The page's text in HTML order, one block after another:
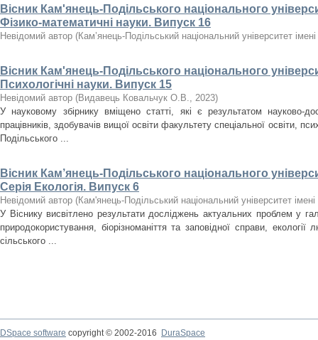
Вісник Кам'янець-Подільського національного
Фізико-математичні науки. Випуск 16
Невідомий автор (Кам’янець-Подільський національний університет
Вісник Кам'янець-Подільського національного
Психологічні науки. Випуск 15
Невідомий автор (Видавець Ковальчук О.В., 2023)
У науковому збірнику вміщено статті, які є результатом науково-
працівників, здобувачів вищої освіти факультету спеціальної освіти,
Подільського ...
Вісник Кам’янець-Подільського національного
Серія Екологія. Випуск 6
Невідомий автор (Кам'янець-Подільський національний університет імені
У Віснику висвітлено результати досліджень актуальних проблем у
природокористування, біорізноманіття та заповідної справи, екології
сільського ...
DSpace software copyright © 2002-2016
DuraSpace